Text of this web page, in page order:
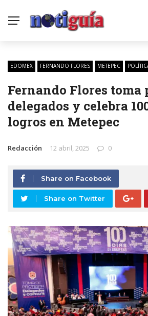
EDOMEX FERNANDO FLORES METEPEC
Fernando Flores toma
delegados y celebra
logros en Metepec
Redacción 12 abril, 2025 0
Share on Facebook
Share on Twitter